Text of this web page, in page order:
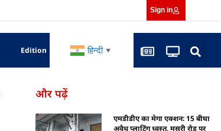
Sign in
Edition हिन्दी ▼
और पढ़ें
एमडीडीए का मेगा एक्शन: 15 बीघा
अवैध प्लाटिंग ध्वस्त, मसूरी रोड पर